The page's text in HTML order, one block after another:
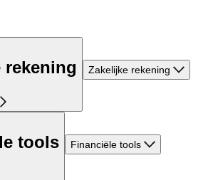
rekening Zakelijke rekening
tools Financiële tools